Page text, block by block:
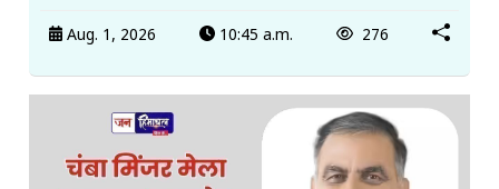
Aug. 1, 2026 10:45 a.m. 276